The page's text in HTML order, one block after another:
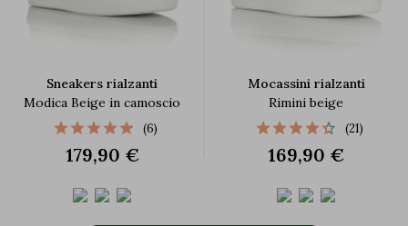
Sneakers rialzanti
Modica Beige in camoscio
(6)
179,90 €
Mocassini rialzanti
Rimini beige
(21)
169,90 €